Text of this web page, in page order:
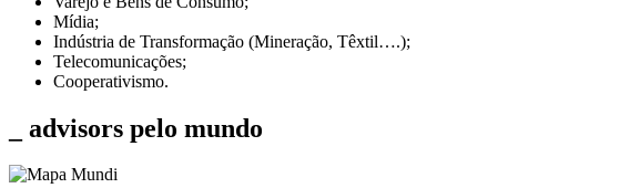
Mídia;
Indústria de Transformação (Mineração, Têxtil….);
Telecomunicações;
Cooperativismo.
_ advisors pelo mundo